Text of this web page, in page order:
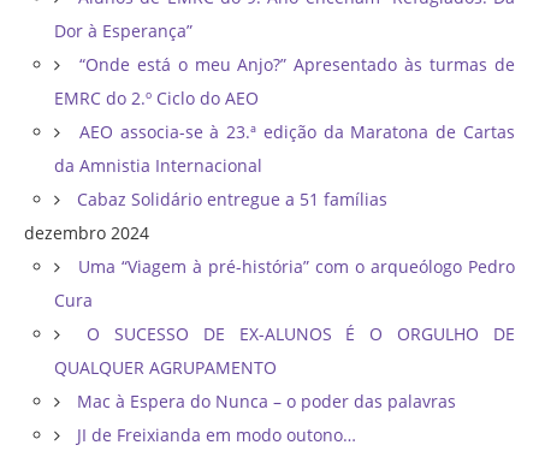
Dor à Esperança”
“Onde está o meu Anjo?” Apresentado às turmas de
EMRC do 2.º Ciclo do AEO
AEO associa-se à 23.ª edição da Maratona de Cartas
da Amnistia Internacional
Cabaz Solidário entregue a 51 famílias
dezembro 2024
Uma “Viagem à pré-história” com o arqueólogo Pedro
Cura
O SUCESSO DE EX-ALUNOS É O ORGULHO DE
QUALQUER AGRUPAMENTO
Mac à Espera do Nunca – o poder das palavras
JI de Freixianda em modo outono…